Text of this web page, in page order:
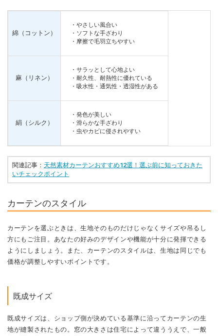
綿（コットン）
・やさしい風合い
・ソフトな手ざわり
・摩擦で毛羽立ちやすい
麻（リネン）
・サラッとして心地よい
・耐久性、耐熱性に優れている
・吸水性・通気性・透湿性がある
絹（シルク）
・発色が美しい
・滑らかな手ざわり
・虫やカビに侵されやすい
関連記事： 天然素材カーテンおすすめ12選！選ぶ前に知っておきた
いチェックポイント
カーテンのスタイル
カーテンを選ぶときは、生地そのものだけじゃなくサイズや吊るし
方にもご注目。あなたの好みのデザインや機能が十分に発揮できる
ようにしましょう。また、カーテンのスタイルは、生地は同じでも
価格が調整しやすいポイントです。
既成サイズ
既成サイズは、ショップ側が決めている基準に沿ってカーテンの生
地が縫製されたもの。窓の大きさは住宅によって違ううえで、一般